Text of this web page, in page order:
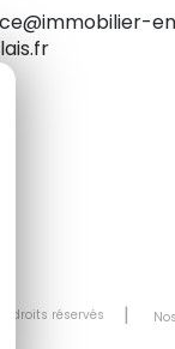
droits réservés